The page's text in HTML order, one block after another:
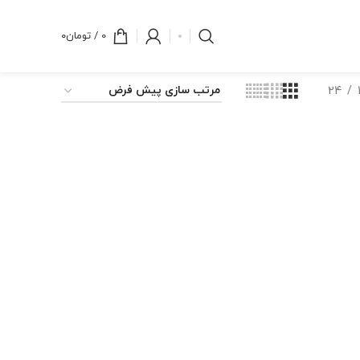
0
/ تومان۰
24